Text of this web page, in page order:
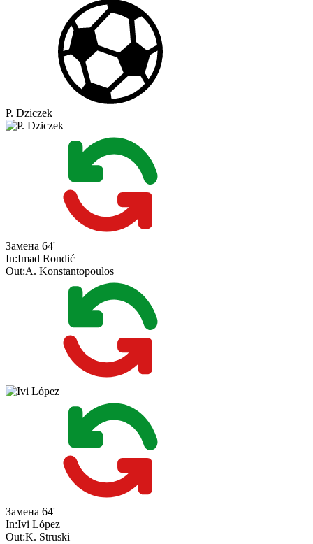
P. Dziczek
Замена 64'
In:Imad Rondić
Out:A. Konstantopoulos
Замена 64'
In:Ivi López
Out:K. Struski